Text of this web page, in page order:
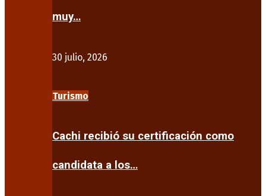
muy…
30 julio, 2026
Turismo
Cachi recibió su certificación como
candidata a los…